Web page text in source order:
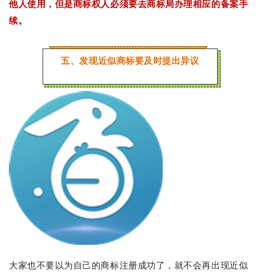
他人使用，但是商标权人必须要去商标局办理相应的备案手
续。
五、发现近似商标要及时提出异议
大家也不要以为自己的商标注册成功了，就不会再出现近似